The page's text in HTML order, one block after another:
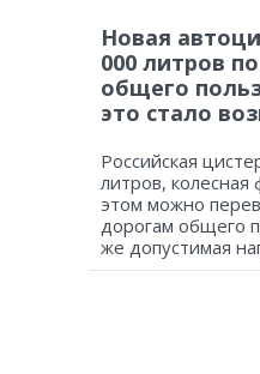
Новая
000 литров
общего
это стало
Российская
литров,
этом можно
дорогам общего
же допустимая